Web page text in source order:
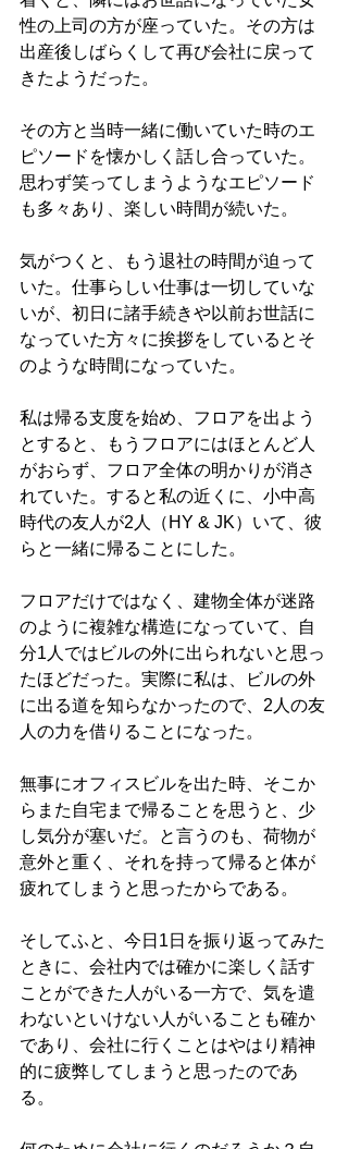
性の上司の方が座っていた。その方は
出産後しばらくして再び会社に戻って
きたようだった。
その方と当時一緒に働いていた時のエ
ピソードを懐かしく話し合っていた。
思わず笑ってしまうようなエピソード
も多々あり、楽しい時間が続いた。
気がつくと、もう退社の時間が迫って
いた。仕事らしい仕事は一切していな
いが、初日に諸手続きや以前お世話に
なっていた方々に挨拶をしているとそ
のような時間になっていた。
私は帰る支度を始め、フロアを出よう
とすると、もうフロアにはほとんど人
がおらず、フロア全体の明かりが消さ
れていた。すると私の近くに、小中高
時代の友人が2人（HY & JK）いて、彼
らと一緒に帰ることにした。
フロアだけではなく、建物全体が迷路
のように複雑な構造になっていて、自
分1人ではビルの外に出られないと思っ
たほどだった。実際に私は、ビルの外
に出る道を知らなかったので、2人の友
人の力を借りることになった。
無事にオフィスビルを出た時、そこか
らまた自宅まで帰ることを思うと、少
し気分が塞いだ。と言うのも、荷物が
意外と重く、それを持って帰ると体が
疲れてしまうと思ったからである。
そしてふと、今日1日を振り返ってみた
ときに、会社内では確かに楽しく話す
ことができた人がいる一方で、気を遣
わないといけない人がいることも確か
であり、会社に行くことはやはり精神
的に疲弊してしまうと思ったのであ
る。